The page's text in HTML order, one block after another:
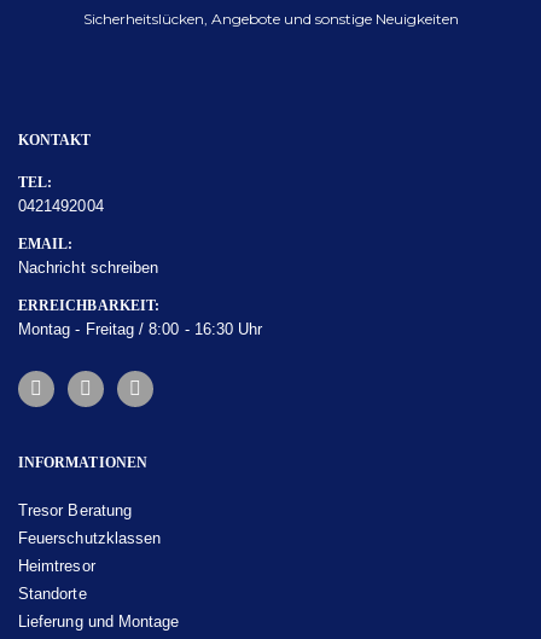
Sicherheitslücken, Angebote und sonstige Neuigkeiten
KONTAKT
TEL:
0421492004
EMAIL:
Nachricht schreiben
ERREICHBARKEIT:
Montag - Freitag / 8:00 - 16:30 Uhr
INFORMATIONEN
Tresor Beratung
Feuerschutzklassen
Heimtresor
Standorte
Lieferung und Montage